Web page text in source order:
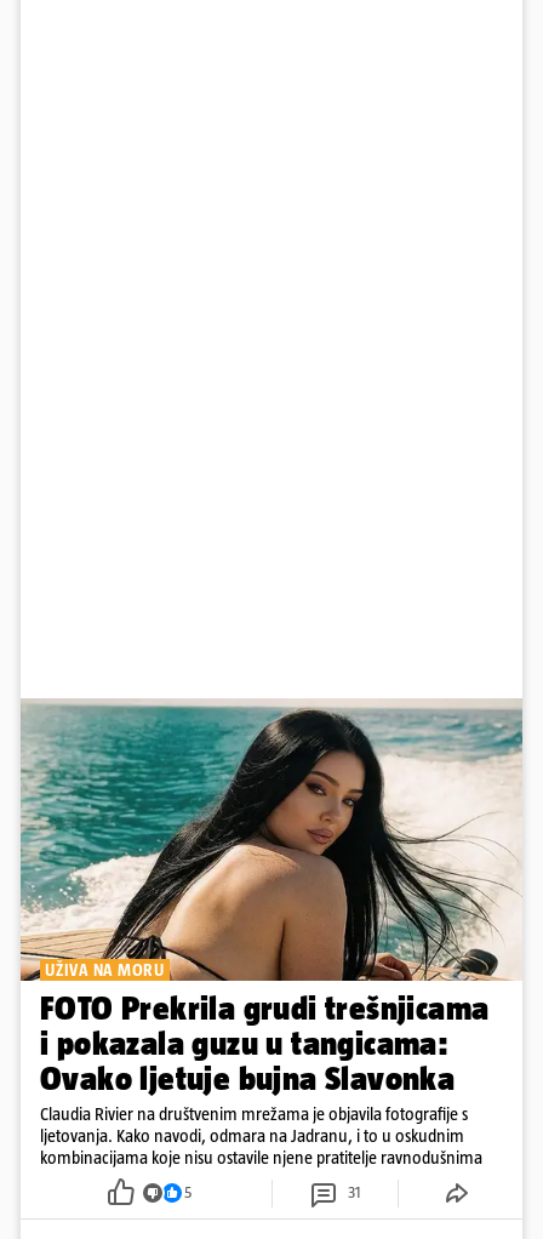
UŽIVA NA MORU
FOTO Prekrila grudi trešnjicama
i pokazala guzu u tangicama:
Ovako ljetuje bujna Slavonka
Claudia Rivier na društvenim mrežama je objavila fotografije s
ljetovanja. Kako navodi, odmara na Jadranu, i to u oskudnim
kombinacijama koje nisu ostavile njene pratitelje ravnodušnima
5 31